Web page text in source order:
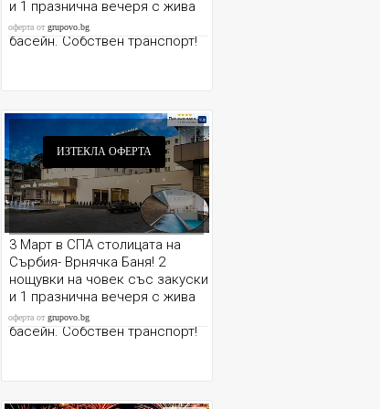
и 1 празнична вечеря с жива
музика в хотел FONTANA 4* +
басейн. Собствен транспорт!
оферта от grupovo.bg
ИЗТЕКЛА ОФЕРТА
3 Март в СПА столицата на
Сърбия- Врнячка Баня! 2
нощувки на човек със закуски
и 1 празнична вечеря с жива
музика в хотел FONTANA 4* +
басейн. Собствен транспорт!
оферта от grupovo.bg